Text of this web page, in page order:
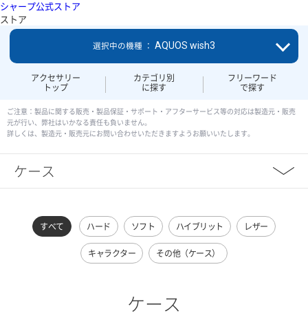
シャープ公式ストア
ストア
アクセサリー
トップ
カテゴリ別
に探す
フリーワード
で探す
選択中の機種 ： AQUOS wish3
ご注意：製品に関する販売・製品保証・サポート・アフターサービス等の対応は製造元・販売
元が行い、弊社はいかなる責任も負いません。
詳しくは、製造元・販売元にお問い合わせいただきますようお願いいたします。
ケース
すべて ハード ソフト ハイブリット レザー
キャラクター その他（ケース）
ケース